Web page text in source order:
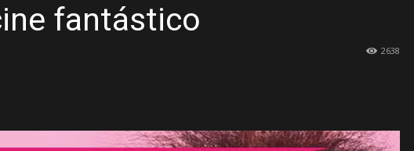
fantástico
2638